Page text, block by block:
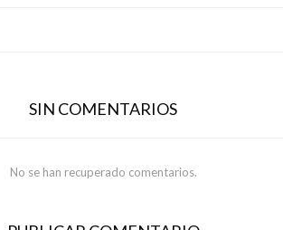
SIN COMENTARIOS
No se han recuperado comentarios.